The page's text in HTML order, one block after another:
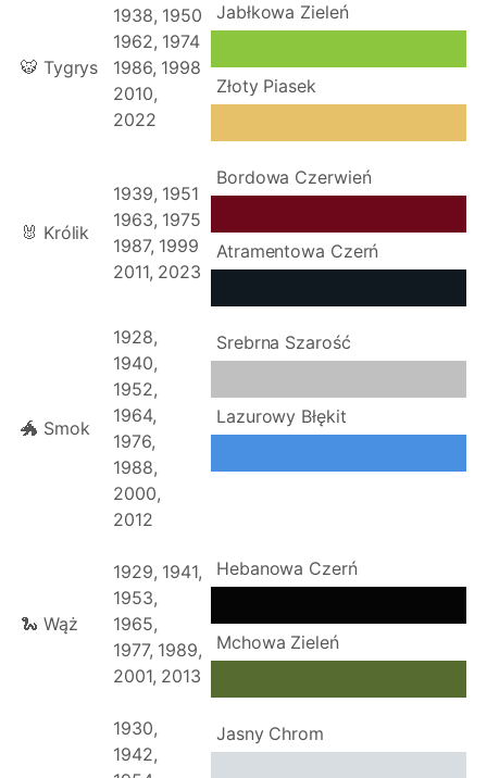
🐯 Tygrys
1938, 1950
1962, 1974
1986, 1998
2010,
2022
Jabłkowa Zieleń
Złoty Piasek
🐰 Królik
1939, 1951
1963, 1975
1987, 1999
2011, 2023
Bordowa Czerwień
Atramentowa Czerń
🐲 Smok
1928,
1940,
1952,
1964,
1976,
1988,
2000,
2012
Srebrna Szarość
Lazurowy Błękit
🐍 Wąż
1929, 1941,
1953,
1965,
1977, 1989,
2001, 2013
Hebanowa Czerń
Mchowa Zieleń
1930,
1942,
Jasny Chrom